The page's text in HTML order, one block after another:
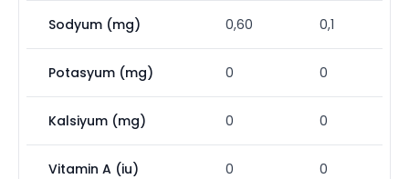
Sodyum (mg) 0,60 0,1
Potasyum (mg) 0 0
Kalsiyum (mg) 0 0
Vitamin A (iu) 0 0